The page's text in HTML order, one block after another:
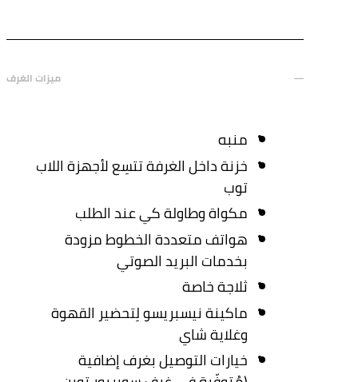
ميزات الغرف
منبه
خزنة داخل الغرفة تتسِع لأجهزة اللاب
توب
مكواة وطاولة كي عند الطلب
هواتف متعددة الخطوط مزودة
بخدمات البريد الصوتي
ثلاجة خاصة
ماكينة نيسبريسو لِتحضير القهوة
وغلاية شاي
خيارات التوصيل بغرف إضافية